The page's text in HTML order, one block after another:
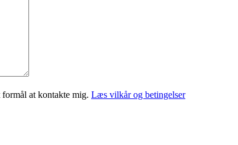
formål at kontakte mig. Læs vilkår og betingelser